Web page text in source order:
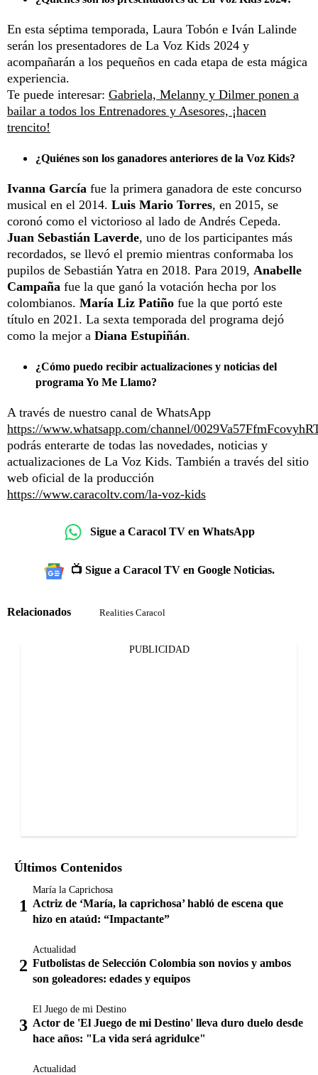
En esta séptima temporada, Laura Tobón e Iván Lalinde
serán los presentadores de La Voz Kids 2024 y
acompañarán a los pequeños en cada etapa de esta mágica
experiencia.
Te puede interesar: Gabriela, Melanny y Dilmer ponen a
bailar a todos los Entrenadores y Asesores, ¡hacen
trencito!
¿Quiénes son los ganadores anteriores de la Voz Kids?
Ivanna García fue la primera ganadora de este concurso
musical en el 2014. Luis Mario Torres, en 2015, se
coronó como el victorioso al lado de Andrés Cepeda.
Juan Sebastián Laverde, uno de los participantes más
recordados, se llevó el premio mientras conformaba los
pupilos de Sebastián Yatra en 2018. Para 2019, Anabelle
Campaña fue la que ganó la votación hecha por los
colombianos. María Liz Patiño fue la que portó este
título en 2021. La sexta temporada del programa dejó
como la mejor a Diana Estupiñán.
¿Cómo puedo recibir actualizaciones y noticias del
programa Yo Me Llamo?
A través de nuestro canal de WhatsApp
https://www.whatsapp.com/channel/
podrás enterarte de todas las novedades, noticias y
actualizaciones de La Voz Kids. También a través del sitio
web oficial de la producción
https://www.caracoltv.com/la-voz-kids
Sigue a Caracol TV en WhatsApp
📺 Sigue a Caracol TV en Google Noticias.
Relacionados Realities Caracol
PUBLICIDAD
Últimos Contenidos
María la Caprichosa
Actriz de ‘María, la caprichosa’ habló de escena que
hizo en ataúd: “Impactante”
Actualidad
Futbolistas de Selección Colombia son novios y ambos
son goleadores: edades y equipos
El Juego de mi Destino
Actor de 'El Juego de mi Destino' lleva duro duelo desde
hace años: "La vida será agridulce"
Actualidad